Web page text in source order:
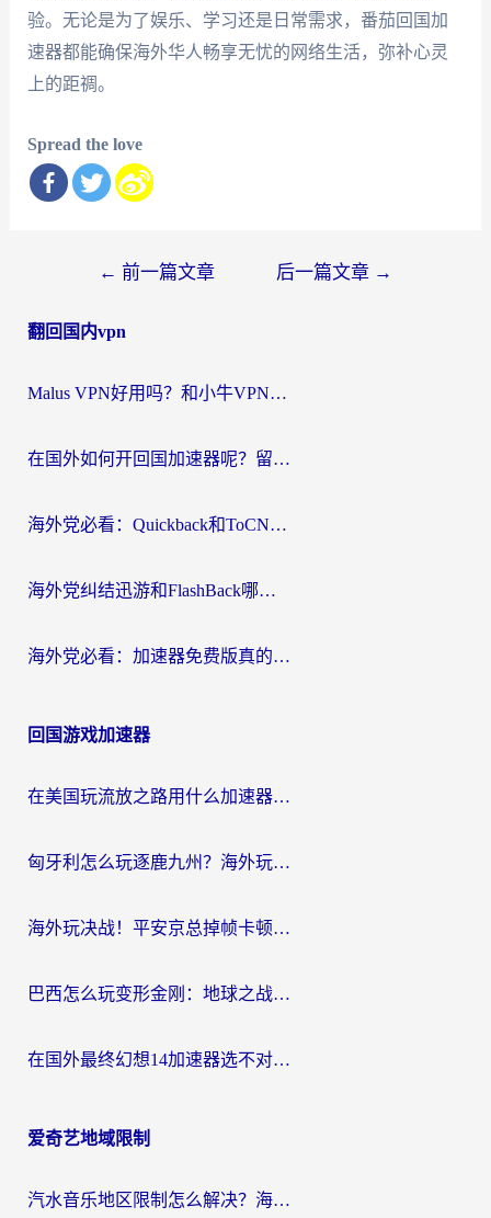
验。无论是为了娱乐、学习还是日常需求，番茄回国加
速器都能确保海外华人畅享无忧的网络生活，弥补心灵
上的距禂。
Spread the love
导
← 前一篇文章 后一篇文章 →
翻回国内vpn
Malus VPN好用吗？和小牛VPN对比哪个回国效果更好？海外党亲测实用指南
在国外如何开回国加速器呢？留学生亲测的无缝访问国内资源指南
海外党必看：Quickback和ToCN好用吗？3分钟选对回国加速器的实用指南
海外党纠结迅游和FlashBack哪个好？2026实用指南教你选对回国加速器
海外党必看：加速器免费版真的能解决回国访问难题吗？附实用选择指南
回国游戏加速器
在美国玩流放之路用什么加速器？海外党国服游戏不卡顿的终极攻略
匈牙利怎么玩逐鹿九州？海外玩家国服游戏加速器终极指南（附永劫无间荣耀新三国解决方案）
海外玩决战！平安京总掉帧卡顿？用什么加速器比较好？实测指南来了
巴西怎么玩变形金刚：地球之战？海外玩家国服游戏加速终极指南（附新诛仙延迟密室逃脱18解决办法）
在国外最终幻想14加速器选不对？海外玩家的国服游戏加速避坑指南
爱奇艺地域限制
汽水音乐地区限制怎么解决？海外听国内音乐的实用指南来了